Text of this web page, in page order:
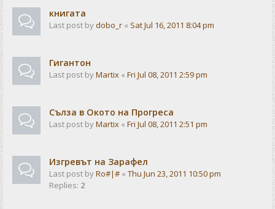
книгата
Last post bydobo_r « Sat Jul 16, 2011 8:04 pm
Гигантон
Last post byMartix « Fri Jul 08, 2011 2:59 pm
Сълза в Окото на Прогреса
Last post byMartix « Fri Jul 08, 2011 2:51 pm
Изгревът на Зарафел
Last post byRo#|# « Thu Jun 23, 2011 10:50 pm
Replies: 2